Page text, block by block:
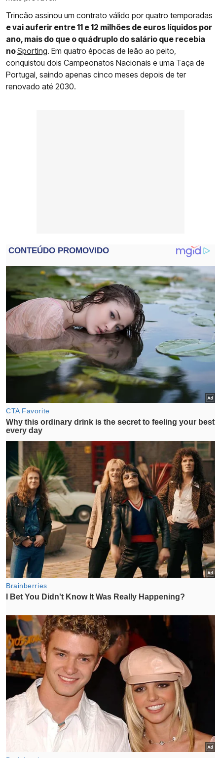
Trincão assinou um contrato válido por quatro temporadas
e vai auferir entre 11 e 12 milhões de euros líquidos por
ano, mais do que o quádruplo do salário que recebia
noSporting. Em quatro épocas de leão ao peito,
conquistou dois Campeonatos Nacionais e uma Taça de
Portugal, saindo apenas cinco meses depois de ter
renovado até 2030.